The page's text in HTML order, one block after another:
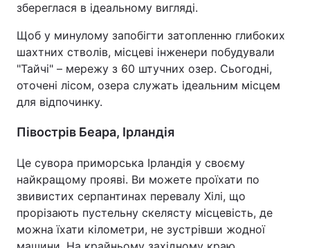
збереглася в ідеальному вигляді.
Щоб у минулому запобігти затопленню глибоких
шахтних стволів, місцеві інженери побудували
"Тайчі" – мережу з 60 штучних озер. Сьогодні,
оточені лісом, озера служать ідеальним місцем
для відпочинку.
Півострів Беара, Ірландія
Це сувора приморська Ірландія у своєму
найкращому прояві. Ви можете проїхати по
звивистих серпантинах перевалу Хілі, що
прорізають пустельну скелясту місцевість, де
можна їхати кілометри, не зустрівши жодної